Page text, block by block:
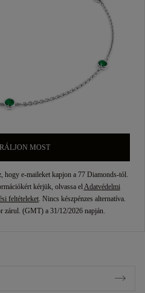
MOST
hogy e-maileket kapjon a 77 Diamonds-tól.
kérjük, olvassa el Adatvédelmi
feltételeket . Nincs készpénzes alternatíva.
zárul. (GMT) a 31/12/2026 napján.